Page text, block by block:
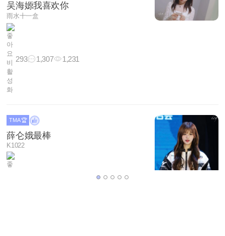
吴海嫄我喜欢你
雨水十一盒
293 1,307 1,231
TMA 🏆
薛仑娥最棒
K1022